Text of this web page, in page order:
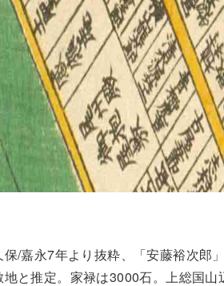
保/嘉永7年より抜粋、「安藤裕次郎
と推定。家禄は3000石。上総国山